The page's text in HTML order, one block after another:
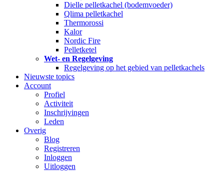
Dielle pelletkachel (bodemvoeder)
Qlima pelletkachel
Thermorossi
Kalor
Nordic Fire
Pelletketel
Wet- en Regelgeving
Regelgeving op het gebied van pelletkachels
Nieuwste topics
Account
Profiel
Activiteit
Inschrijvingen
Leden
Overig
Blog
Registreren
Inloggen
Uitloggen